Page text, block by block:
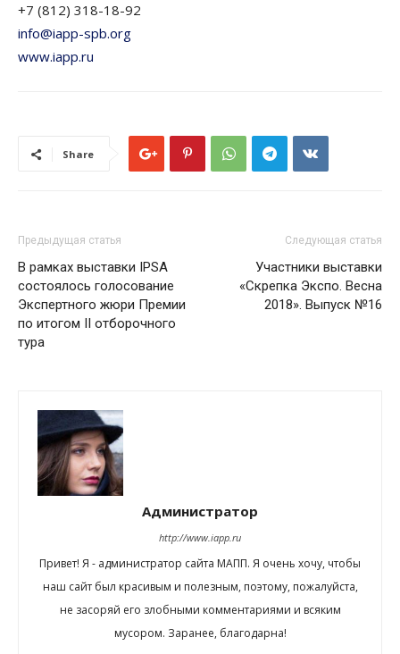
+7 (812) 318-18-92
info@iapp-spb.org
www.iapp.ru
Share
Предыдущая статья
В рамках выставки IPSA
состоялось голосование
Экспертного жюри Премии
по итогом II отборочного
тура
Следующая статья
Участники выставки
«Скрепка Экспо. Весна
2018». Выпуск №16
Администратор
http://www.iapp.ru
Привет! Я - администратор сайта МАПП. Я очень хочу, чтобы
наш сайт был красивым и полезным, поэтому, пожалуйста,
не засоряй его злобными комментариями и всяким
мусором. Заранее, благодарна!